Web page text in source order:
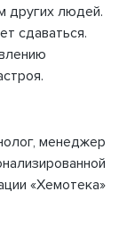
других людей.
сдаваться.
менеджер
«Хемотека»